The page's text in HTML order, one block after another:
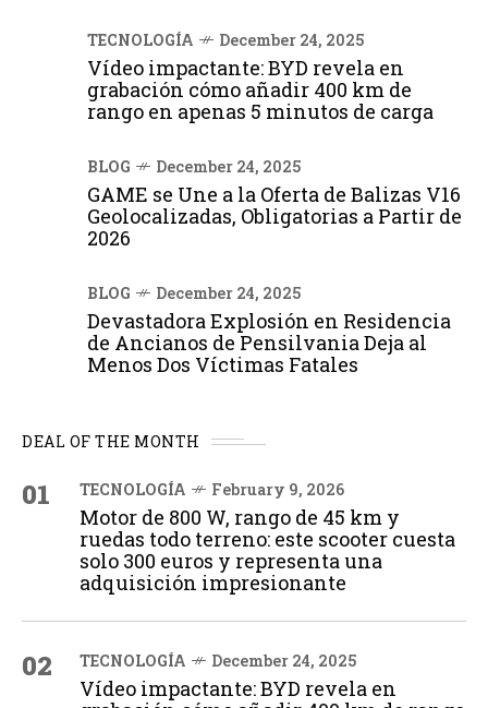
TECNOLOGÍA December 24, 2025
Vídeo impactante: BYD revela en
grabación cómo añadir 400 km de
rango en apenas 5 minutos de carga
BLOG December 24, 2025
GAME se Une a la Oferta de Balizas V16
Geolocalizadas, Obligatorias a Partir de
2026
BLOG December 24, 2025
Devastadora Explosión en Residencia
de Ancianos de Pensilvania Deja al
Menos Dos Víctimas Fatales
DEAL OF THE MONTH
01 TECNOLOGÍA February 9, 2026
Motor de 800 W, rango de 45 km y
ruedas todo terreno: este scooter cuesta
solo 300 euros y representa una
adquisición impresionante
02 TECNOLOGÍA December 24, 2025
Vídeo impactante: BYD revela en